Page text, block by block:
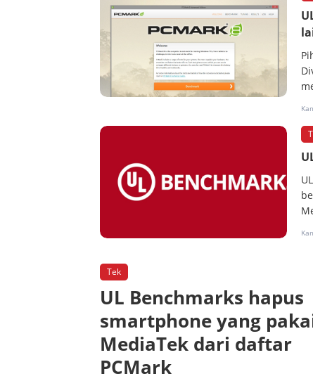
Tek
UL Benchmarks hapus
smartphone yang
MediaTek dari daftar
PCMark